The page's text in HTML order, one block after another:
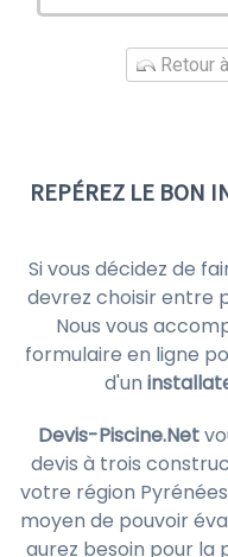
Retour
REPÉREZ LE BON
Si vous décidez de
devrez choisir entre
Nous vous
formulaire en ligne
d'un
Devis-Piscine.Net
devis à trois
votre région
moyen de pouvoir
aurez besoin pour la